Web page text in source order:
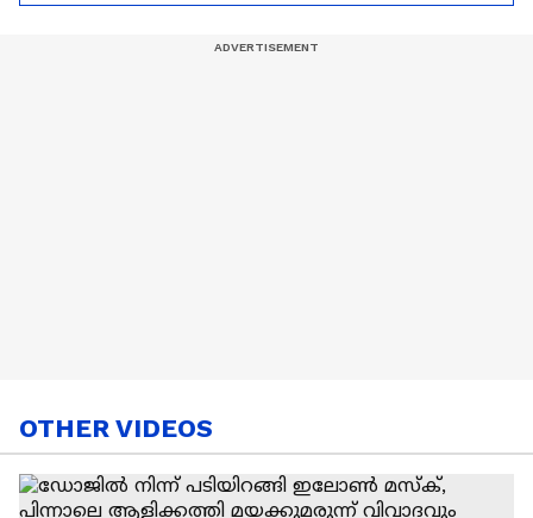
Nail Art | Trends Cafe
OTHER VIDEOS